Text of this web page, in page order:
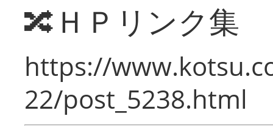
🔀ＨＰリンク集
https://
22/post_5238.html